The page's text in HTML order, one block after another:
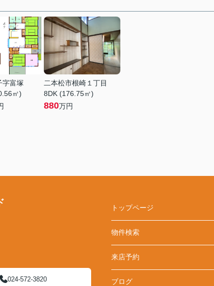
字富塚
㎡)
二本松市根崎１丁目
8DK (176.75㎡)
880万円
024-572-3820
トップページ
物件検索
来店予約
ブログ